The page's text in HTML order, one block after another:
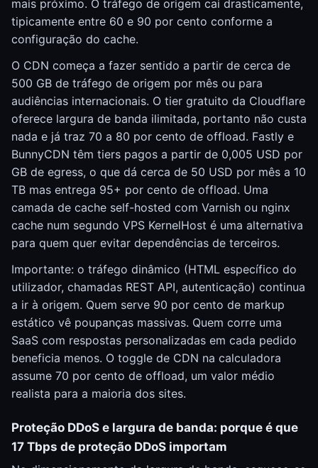
mais próximo. O tráfego de origem cai drasticamente,
tipicamente entre 60 e 90 por cento conforme a
configuração do cache.
O CDN começa a fazer sentido a partir de cerca de
500 GB de tráfego de origem por mês ou para
audiências internacionais. O tier gratuito da Cloudflare
oferece largura de banda ilimitada, portanto não custa
nada e já traz 70 a 80 por cento de offload. Fastly e
BunnyCDN têm tiers pagos a partir de 0,005 USD por
GB de egress, o que dá cerca de 50 USD por mês a 10
TB mas entrega 95+ por cento de offload. Uma
camada de cache self-hosted com Varnish ou nginx
cache num segundo VPS KernelHost é uma alternativa
para quem quer evitar dependências de terceiros.
Importante: o tráfego dinâmico (HTML específico do
utilizador, chamadas REST API, autenticação) continua
a ir à origem. Quem serve 90 por cento de markup
estático vê poupanças massivas. Quem corre uma
SaaS com respostas personalizadas em cada pedido
beneficia menos. O toggle de CDN na calculadora
assume 70 por cento de offload, um valor médio
realista para a maioria dos sites.
Proteção DDoS e largura de banda: porque é que
17 Tbps de proteção DDoS importam